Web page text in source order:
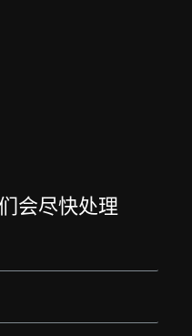
会尽快处理